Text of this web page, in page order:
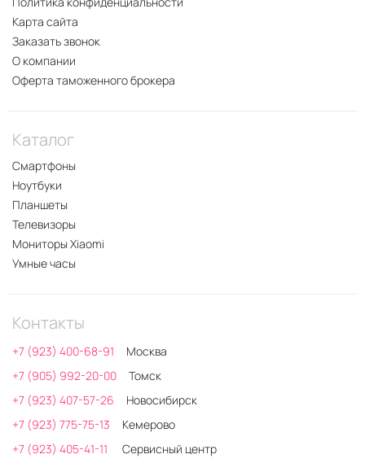
Карта сайта
Заказать звонок
О компании
Оферта таможенного брокера
Каталог
Смартфоны
Ноутбуки
Планшеты
Телевизоры
Мониторы Xiaomi
Умные часы
Контакты
+7 (923) 400-68-91
Москва
+7 (905) 992-20-00
Томск
+7 (923) 407-57-26
Новосибирск
+7 (923) 775-75-13
Кемерово
+7 (923) 405-41-11
Сервисный центр